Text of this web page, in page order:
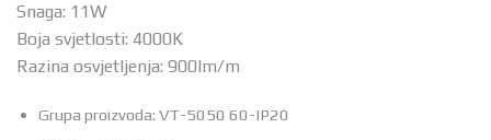
Snaga: 11W
Boja svjetlosti: 4000K
Razina osvjetljenja: 900lm/m
Grupa proizvoda: VT-5050 60-IP20